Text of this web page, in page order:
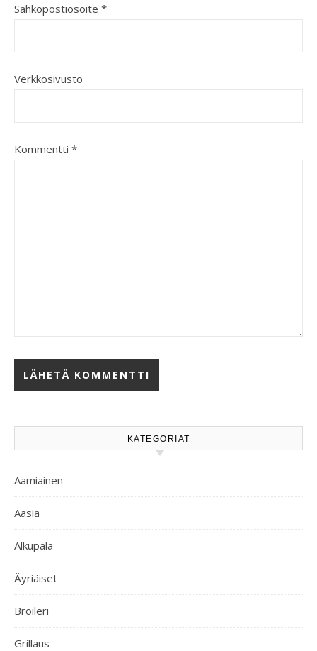
Sähköpostiosoite *
Verkkosivusto
Kommentti *
KATEGORIAT
Aamiainen
Aasia
Alkupala
Äyriäiset
Broileri
Grillaus